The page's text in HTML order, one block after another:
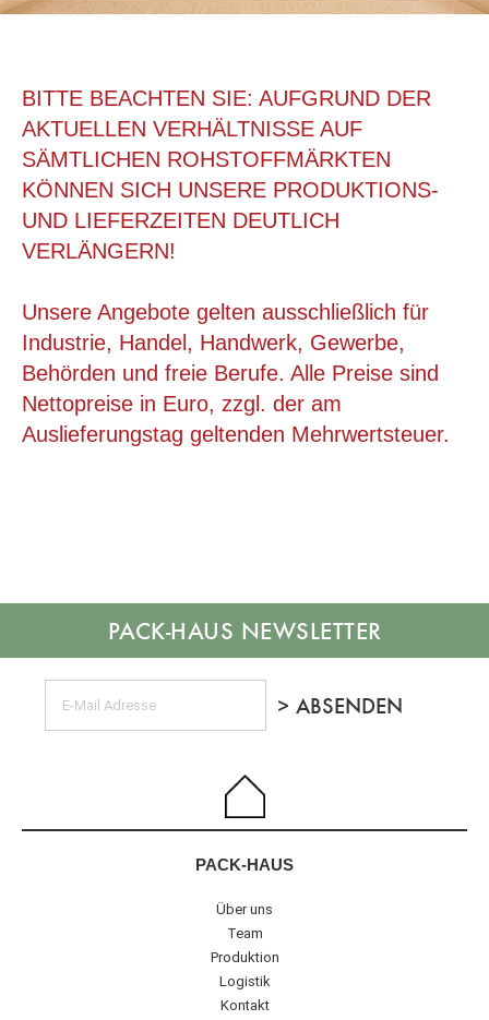
300X212X43 MM PAKET VERSANDKARTON
ab 0,52 €
BITTE BEACHTEN SIE: AUFGRUND DER
AKTUELLEN VERHÄLTNISSE AUF
SÄMTLICHEN ROHSTOFFMÄRKTEN
KÖNNEN SICH UNSERE PRODUKTIONS-
UND LIEFERZEITEN DEUTLICH
VERLÄNGERN!
Unsere Angebote gelten ausschließlich für
Industrie, Handel, Handwerk, Gewerbe,
Behörden und freie Berufe. Alle Preise sind
Nettopreise in Euro, zzgl. der am
Auslieferungstag geltenden Mehrwertsteuer.
NEWSLETTER
PACK-HAUS
Über uns
Team
Produktion
Logistik
Kontakt